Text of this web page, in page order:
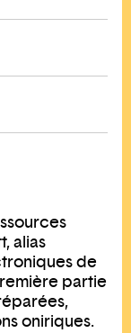
alias
de
partie
oniriques.